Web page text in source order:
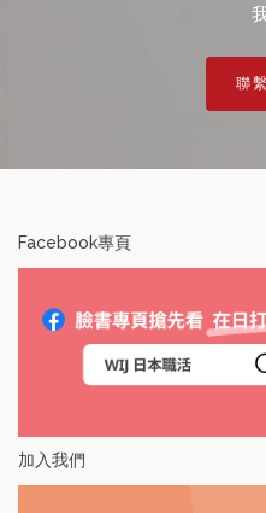
聯
Facebook專頁
加入我們